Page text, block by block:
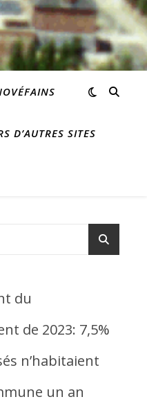
D’AUTRES SITES
du
de 2023: 7,5%
n’habitaient
un an